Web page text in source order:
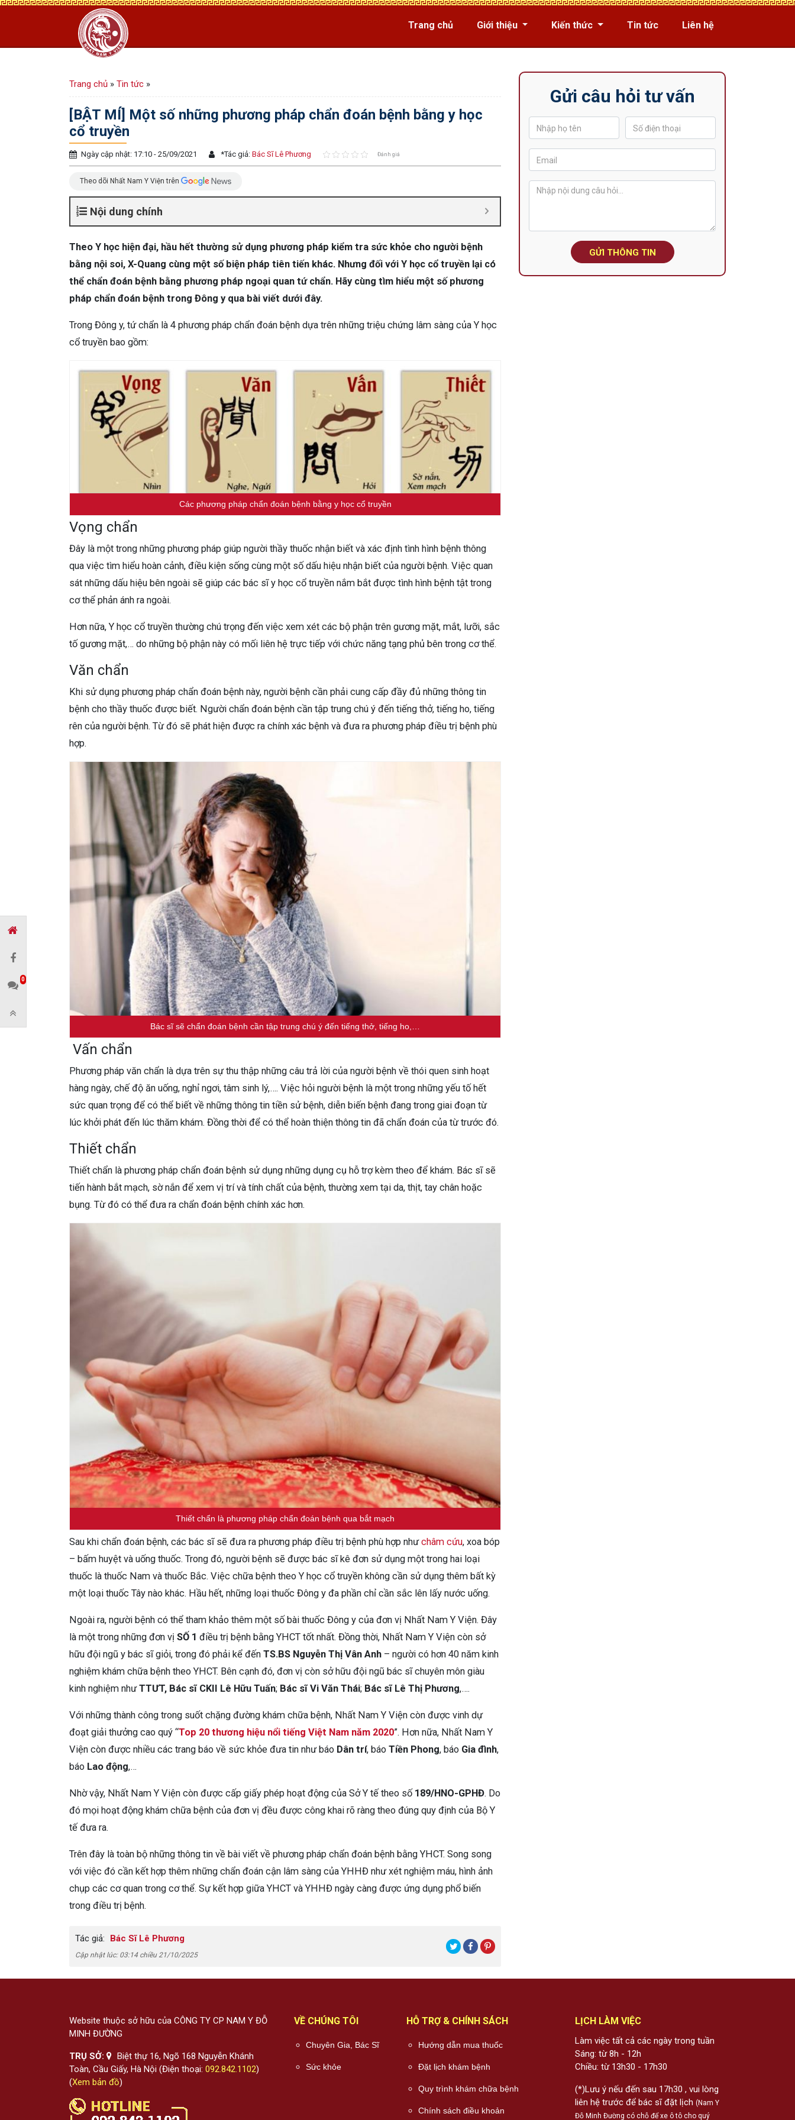
Trang chủ Giới thiệu Kiến thức Tin tức Liên hệ
Trang chủ » Tin tức »
[BẬT MÍ] Một số những phương pháp chẩn đoán bệnh bằng y học
cổ truyền
Ngày cập nhật: 17:10 - 25/09/2021 *Tác giả: Bác Sĩ Lê Phương Đánh giá
Theo dõi Nhất Nam Y Viện trên
Nội dung chính
Theo Y học hiện đại, hầu hết thường sử dụng phương pháp kiểm tra sức khỏe cho người bệnh
bằng nội soi, X-Quang cùng một số biện pháp tiên tiến khác. Nhưng đối với Y học cổ truyền lại có
thể chẩn đoán bệnh bằng phương pháp ngoại quan tứ chẩn. Hãy cùng tìm hiểu một số phương
pháp chẩn đoán bệnh trong Đông y qua bài viết dưới đây.
Trong Đông y, tứ chẩn là 4 phương pháp chẩn đoán bệnh dựa trên những triệu chứng lâm sàng của Y học
cổ truyền bao gồm:
Các phương pháp chẩn đoán bệnh bằng y học cổ truyền
Vọng chẩn
Đây là một trong những phương pháp giúp người thầy thuốc nhận biết và xác định tình hình bệnh thông
qua việc tìm hiểu hoàn cảnh, điều kiện sống cùng một số dấu hiệu nhận biết của người bệnh. Việc quan
sát những dấu hiệu bên ngoài sẽ giúp các bác sĩ y học cổ truyền nắm bắt được tình hình bệnh tật trong
cơ thể phản ánh ra ngoài.
Hơn nữa, Y học cổ truyền thường chú trọng đến việc xem xét các bộ phận trên gương mặt, mắt, lưỡi, sắc
tố gương mặt,… do những bộ phận này có mối liên hệ trực tiếp với chức năng tạng phủ bên trong cơ thể.
Văn chẩn
Khi sử dụng phương pháp chẩn đoán bệnh này, người bệnh cần phải cung cấp đầy đủ những thông tin
bệnh cho thầy thuốc được biết. Người chẩn đoán bệnh cần tập trung chú ý đến tiếng thở, tiếng ho, tiếng
rên của người bệnh. Từ đó sẽ phát hiện được ra chính xác bệnh và đưa ra phương pháp điều trị bệnh phù
hợp.
Bác sĩ sẽ chẩn đoán bệnh cần tập trung chú ý đến tiếng thở, tiếng ho,…
Vấn chẩn
Phương pháp văn chẩn là dựa trên sự thu thập những câu trả lời của người bệnh về thói quen sinh hoạt
hàng ngày, chế độ ăn uống, nghỉ ngơi, tâm sinh lý,…. Việc hỏi người bệnh là một trong những yếu tố hết
sức quan trọng để có thể biết về những thông tin tiền sử bệnh, diễn biến bệnh đang trong giai đoạn từ
lúc khởi phát đến lúc thăm khám. Đồng thời để có thể hoàn thiện thông tin đã chẩn đoán của từ trước đó.
Thiết chẩn
Thiết chẩn là phương pháp chẩn đoán bệnh sử dụng những dụng cụ hỗ trợ kèm theo để khám. Bác sĩ sẽ
tiến hành bắt mạch, sờ nắn để xem vị trí và tính chất của bệnh, thường xem tại da, thịt, tay chân hoặc
bụng. Từ đó có thể đưa ra chẩn đoán bệnh chính xác hơn.
Thiết chẩn là phương pháp chẩn đoán bệnh qua bắt mạch
Sau khi chẩn đoán bệnh, các bác sĩ sẽ đưa ra phương pháp điều trị bệnh phù hợp nhưchâm cứu, xoa bóp
– bấm huyệt và uống thuốc. Trong đó, người bệnh sẽ được bác sĩ kê đơn sử dụng một trong hai loại
thuốc là thuốc Nam và thuốc Bắc. Việc chữa bệnh theo Y học cổ truyền không cần sử dụng thêm bất kỳ
một loại thuốc Tây nào khác. Hầu hết, những loại thuốc Đông y đa phần chỉ cần sắc lên lấy nước uống.
Ngoài ra, người bệnh có thể tham khảo thêm một số bài thuốc Đông y của đơn vị Nhất Nam Y Viện. Đây
là một trong những đơn vị SỐ 1 điều trị bệnh bằng YHCT tốt nhất. Đồng thời, Nhất Nam Y Viện còn sở
hữu đội ngũ y bác sĩ giỏi, trong đó phải kể đến TS.BS Nguyễn Thị Vân Anh – người có hơn 40 năm kinh
nghiệm khám chữa bệnh theo YHCT. Bên cạnh đó, đơn vị còn sở hữu đội ngũ bác sĩ chuyên môn giàu
kinh nghiệm nhưTTƯT, Bác sĩ CKII Lê Hữu Tuấn; Bác sĩ Vi Văn Thái; Bác sĩ Lê Thị Phương,….
Với những thành công trong suốt chặng đường khám chữa bệnh, Nhất Nam Y Viện còn được vinh dự
đoạt giải thưởng cao quý “Top 20 thương hiệu nổi tiếng Việt Nam năm 2020”. Hơn nữa, Nhất Nam Y
Viện còn được nhiều các trang báo về sức khỏe đưa tin như báo Dân trí, báo Tiền Phong, báo Gia đình,
báo Lao động,…
Nhờ vậy, Nhất Nam Y Viện còn được cấp giấy phép hoạt động của Sở Y tế theo số 189/HNO-GPHĐ. Do
đó mọi hoạt động khám chữa bệnh của đơn vị đều được công khai rõ ràng theo đúng quy định của Bộ Y
tế đưa ra.
Trên đây là toàn bộ những thông tin về bài viết về phương pháp chẩn đoán bệnh bằng YHCT. Song song
với việc đó cần kết hợp thêm những chẩn đoán cận lâm sàng của YHHĐ như xét nghiệm máu, hình ảnh
chụp các cơ quan trong cơ thể. Sự kết hợp giữa YHCT và YHHĐ ngày càng được ứng dụng phổ biến
trong điều trị bệnh.
Tác giả: Bác Sĩ Lê Phương
Cập nhật lúc: 03:14 chiều 21/10/2025
Gửi câu hỏi tư vấn
GỬI THÔNG TIN
Website thuộc sở hữu của CÔNG TY CP NAM Y ĐỖ
MINH ĐƯỜNG
TRỤ SỞ:
Biệt thự 16, Ngõ 168 Nguyễn Khánh
Toàn, Cầu Giấy, Hà Nội (Điện thoại: 092.842.1102)
(Xem bản đồ)
VỀ CHÚNG TÔI
Chuyên Gia, Bác Sĩ
Sức khỏe
HỖ TRỢ & CHÍNH SÁCH
Hướng dẫn mua thuốc
Đặt lịch khám bệnh
Quy trình khám chữa bệnh
Chính sách điều khoản
LỊCH LÀM VIỆC
Làm việc tất cả các ngày trong tuần
Sáng: từ 8h - 12h
Chiều: từ 13h30 - 17h30
(*)Lưu ý nếu đến sau 17h30 , vui lòng
liên hệ trước để bác sĩ đặt lịch (Nam Y
Đỗ Minh Đường có chỗ để xe ô tô cho quý
0